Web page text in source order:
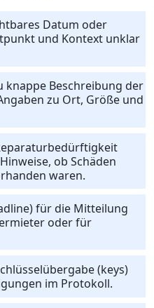
Datum oder
und Kontext unklar
knappe Beschreibung der
zu Ort, Größe und
ob Schäden
waren.
für die Mitteilung
oder für
(keys)
im Protokoll.